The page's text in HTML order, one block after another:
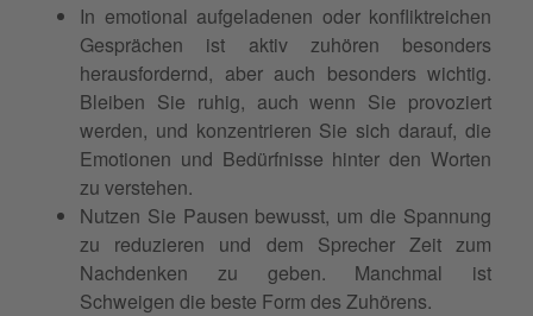
In emotional aufgeladenen oder konfliktreichen
Gesprächen ist aktiv zuhören besonders
herausfordernd, aber auch besonders wichtig.
Bleiben Sie ruhig, auch wenn Sie provoziert
werden, und konzentrieren Sie sich darauf, die
Emotionen und Bedürfnisse hinter den Worten
zu verstehen.
Nutzen Sie Pausen bewusst, um die Spannung
zu reduzieren und dem Sprecher Zeit zum
Nachdenken zu geben. Manchmal ist
Schweigen die beste Form des Zuhörens.